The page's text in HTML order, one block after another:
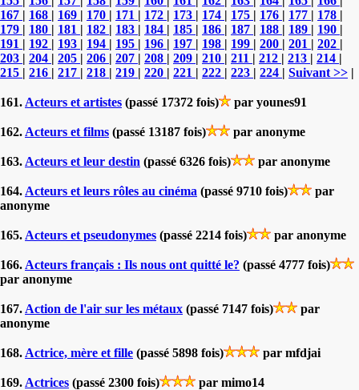
167 | 168 | 169 | 170 | 171 | 172 | 173 | 174 | 175 | 176 | 177 | 178 |
179 | 180 | 181 | 182 | 183 | 184 | 185 | 186 | 187 | 188 | 189 | 190 |
191 | 192 | 193 | 194 | 195 | 196 | 197 | 198 | 199 | 200 | 201 | 202 |
203 | 204 | 205 | 206 | 207 | 208 | 209 | 210 | 211 | 212 | 213 | 214 |
215 | 216 | 217 | 218 | 219 | 220 | 221 | 222 | 223 | 224 | Suivant >> |
161. Acteurs et artistes (passé 17372 fois) par younes91
162. Acteurs et films (passé 13187 fois) par anonyme
163. Acteurs et leur destin (passé 6326 fois) par anonyme
164. Acteurs et leurs rôles au cinéma (passé 9710 fois)
par
anonyme
165. Acteurs et pseudonymes (passé 2214 fois) par anonyme
166. Acteurs français : Ils nous ont quitté le? (passé 4777 fois)
par anonyme
167. Action de l'air sur les métaux (passé 7147 fois)
par
anonyme
168. Actrice, mère et fille (passé 5898 fois) par mfdjai
169. Actrices (passé 2300 fois) par mimo14